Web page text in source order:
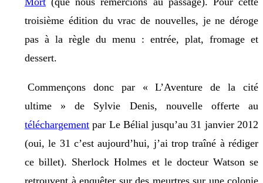
troisième édition du vrac de nouvelles, je ne déroge
pas à la règle du menu : entrée, plat, fromage et
dessert.
Commençons donc par « L’Aventure de la cité
ultime » de Sylvie Denis, nouvelle offerte au
téléchargement par Le Bélial jusqu’au 31 janvier 2012
(oui, le 31 c’est aujourd’hui, j’ai trop traîné à rédiger
ce billet). Sherlock Holmes et le docteur Watson se